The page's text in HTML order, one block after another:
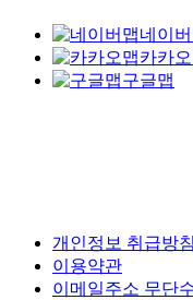
네이
카카
구글맵
개인정보 취급방침
이용약관
이메일주소 무단